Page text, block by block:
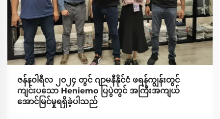
ဇန်နဝါရီလ ၂၀၂၄ တွင် ဂျာမနီနိုင်ငံ ဖရန်ကျွန်းတွင်
ကျင်းပသော Heniemo ပြပွဲတွင် အကြီးအကျယ်
အောင်မြင်မှုရရှိခဲ့ပါသည်